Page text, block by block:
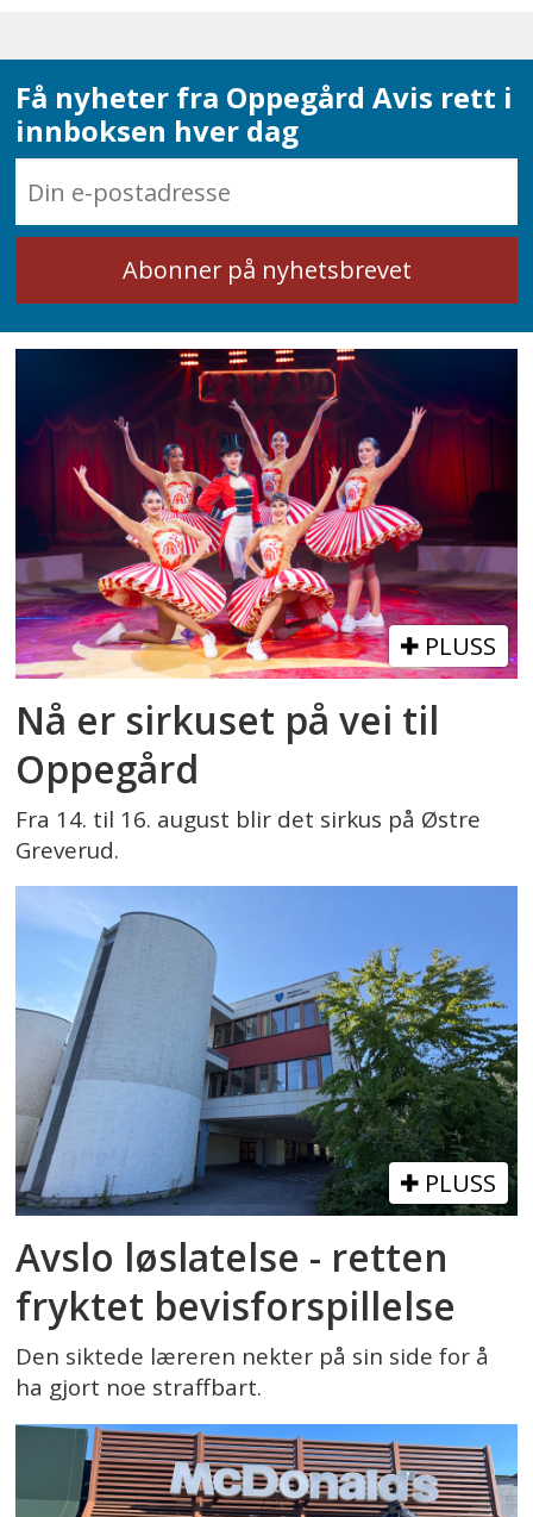
Få nyheter fra Oppegård Avis rett i
innboksen hver dag
PLUSS
Nå er sirkuset på vei til
Oppegård
Fra 14. til 16. august blir det sirkus på Østre
Greverud.
PLUSS
Avslo løslatelse - retten
fryktet bevisforspillelse
Den siktede læreren nekter på sin side for å
ha gjort noe straffbart.